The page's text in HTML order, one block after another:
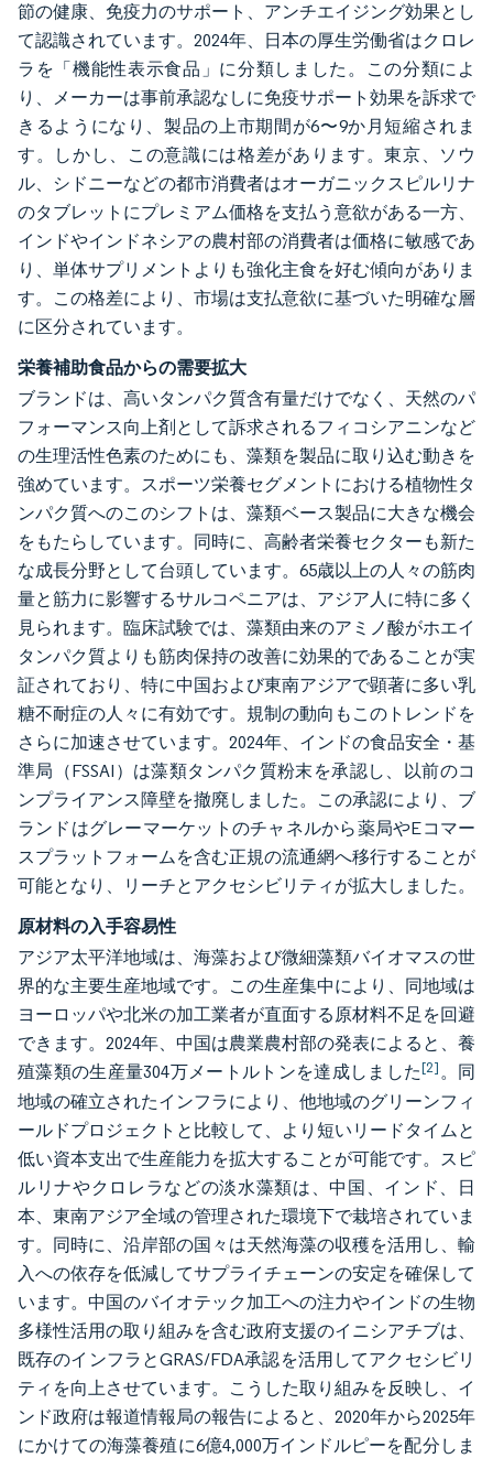
節の健康、免疫力のサポート、アンチエイジング効果とし
て認識されています。2024年、日本の厚生労働省はクロレ
ラを「機能性表示食品」に分類しました。この分類によ
り、メーカーは事前承認なしに免疫サポート効果を訴求で
きるようになり、製品の上市期間が6〜9か月短縮されま
す。しかし、この意識には格差があります。東京、ソウ
ル、シドニーなどの都市消費者はオーガニックスピルリナ
のタブレットにプレミアム価格を支払う意欲がある一方、
インドやインドネシアの農村部の消費者は価格に敏感であ
り、単体サプリメントよりも強化主食を好む傾向がありま
す。この格差により、市場は支払意欲に基づいた明確な層
に区分されています。
栄養補助食品からの需要拡大
ブランドは、高いタンパク質含有量だけでなく、天然のパ
フォーマンス向上剤として訴求されるフィコシアニンなど
の生理活性色素のためにも、藻類を製品に取り込む動きを
強めています。スポーツ栄養セグメントにおける植物性タ
ンパク質へのこのシフトは、藻類ベース製品に大きな機会
をもたらしています。同時に、高齢者栄養セクターも新た
な成長分野として台頭しています。65歳以上の人々の筋肉
量と筋力に影響するサルコペニアは、アジア人に特に多く
見られます。臨床試験では、藻類由来のアミノ酸がホエイ
タンパク質よりも筋肉保持の改善に効果的であることが実
証されており、特に中国および東南アジアで顕著に多い乳
糖不耐症の人々に有効です。規制の動向もこのトレンドを
さらに加速させています。2024年、インドの食品安全・基
準局（FSSAI）は藻類タンパク質粉末を承認し、以前のコ
ンプライアンス障壁を撤廃しました。この承認により、ブ
ランドはグレーマーケットのチャネルから薬局やEコマー
スプラットフォームを含む正規の流通網へ移行することが
可能となり、リーチとアクセシビリティが拡大しました。
原材料の入手容易性
アジア太平洋地域は、海藻および微細藻類バイオマスの世
界的な主要生産地域です。この生産集中により、同地域は
ヨーロッパや北米の加工業者が直面する原材料不足を回避
できます。2024年、中国は農業農村部の発表によると、養
殖藻類の生産量304万メートルトンを達成しました[2]。同
地域の確立されたインフラにより、他地域のグリーンフィ
ールドプロジェクトと比較して、より短いリードタイムと
低い資本支出で生産能力を拡大することが可能です。スピ
ルリナやクロレラなどの淡水藻類は、中国、インド、日
本、東南アジア全域の管理された環境下で栽培されていま
す。同時に、沿岸部の国々は天然海藻の収穫を活用し、輸
入への依存を低減してサプライチェーンの安定を確保して
います。中国のバイオテック加工への注力やインドの生物
多様性活用の取り組みを含む政府支援のイニシアチブは、
既存のインフラとGRAS/FDA承認を活用してアクセシビリ
ティを向上させています。こうした取り組みを反映し、イ
ンド政府は報道情報局の報告によると、2020年から2025年
にかけての海藻養殖に6億4,000万インドルピーを配分しま